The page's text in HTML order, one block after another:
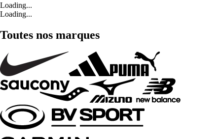
Loading...
Loading...
Toutes nos marques